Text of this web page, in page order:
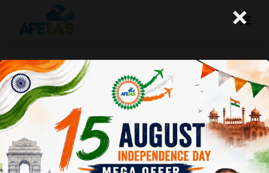
कुरुक्षेत्र : स्वास्थ्य और स्वच्छता के लिए नए
कदम (11-04-2020)
Afeias 11 Apr 2020
×